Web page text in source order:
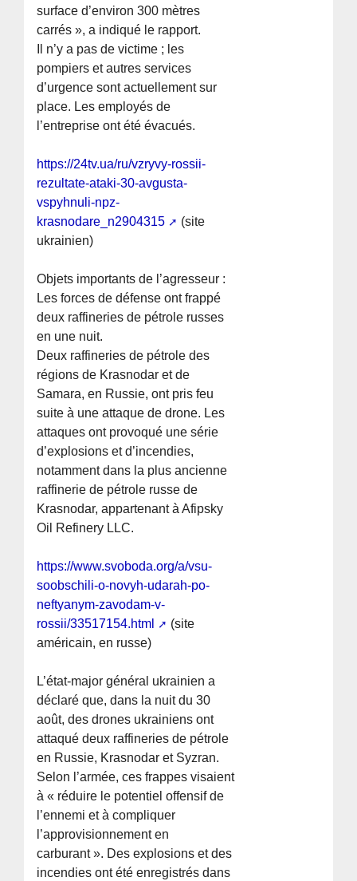
surface d’environ 300 mètres
carrés », a indiqué le rapport.
Il n’y a pas de victime ; les
pompiers et autres services
d’urgence sont actuellement sur
place. Les employés de
l’entreprise ont été évacués.
https://24tv.ua/ru/vzryvy-rossii-
rezultate-ataki-30-avgusta-
vspyhnuli-npz-
krasnodare_n2904315
(site
ukrainien)
Objets importants de l’agresseur :
Les forces de défense ont frappé
deux raffineries de pétrole russes
en une nuit.
Deux raffineries de pétrole des
régions de Krasnodar et de
Samara, en Russie, ont pris feu
suite à une attaque de drone. Les
attaques ont provoqué une série
d’explosions et d’incendies,
notamment dans la plus ancienne
raffinerie de pétrole russe de
Krasnodar, appartenant à Afipsky
Oil Refinery LLC.
https://www.svoboda.org/a/vsu-
soobschili-o-novyh-udarah-po-
neftyanym-zavodam-v-
rossii/33517154.html
(site
américain, en russe)
L’état-major général ukrainien a
déclaré que, dans la nuit du 30
août, des drones ukrainiens ont
attaqué deux raffineries de pétrole
en Russie, Krasnodar et Syzran.
Selon l’armée, ces frappes visaient
à « réduire le potentiel offensif de
l’ennemi et à compliquer
l’approvisionnement en
carburant ». Des explosions et des
incendies ont été enregistrés dans